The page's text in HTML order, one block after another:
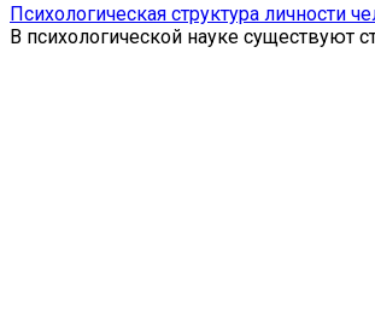
Психологическая структура личности
В психологической науке существуют